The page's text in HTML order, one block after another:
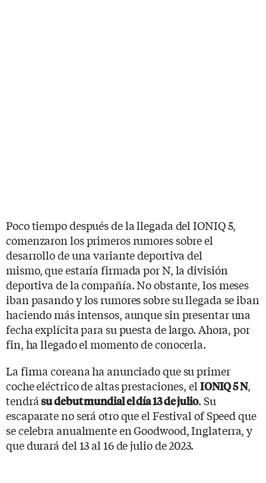
Poco tiempo después de la llegada del IONIQ 5,
comenzaron los primeros rumores sobre el
desarrollo de una variante deportiva del
mismo, que estaría firmada por N, la división
deportiva de la compañía. No obstante, los meses
iban pasando y los rumores sobre su llegada se iban
haciendo más intensos, aunque sin presentar una
fecha explícita para su puesta de largo. Ahora, por
fin, ha llegado el momento de conocerla.
La firma coreana ha anunciado que su primer
coche eléctrico de altas prestaciones, el IONIQ 5 N,
tendrásu debut mundial el día 13 de julio. Su
escaparate no será otro que el Festival of Speed que
se celebra anualmente en Goodwood, Inglaterra, y
que durará del 13 al 16 de julio de 2023.